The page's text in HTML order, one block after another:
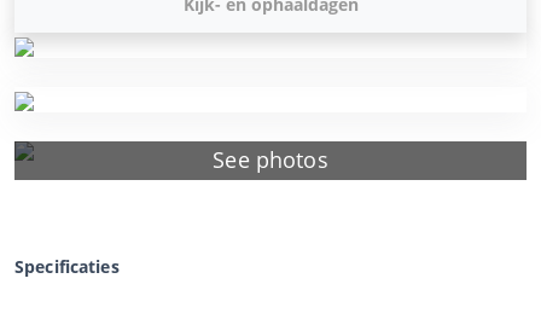
See photos
Specificaties